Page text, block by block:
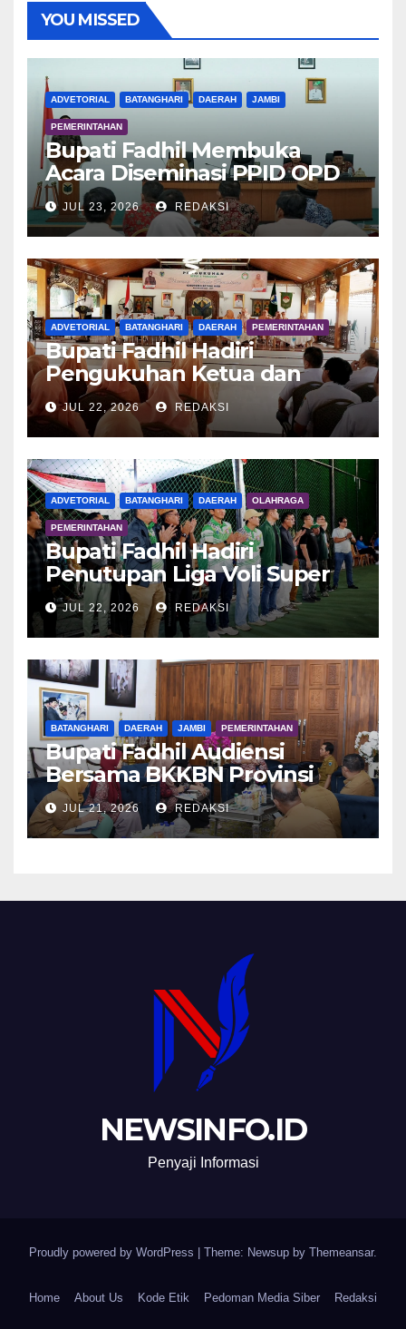
YOU MISSED
ADVETORIAL BATANGHARI DAERAH JAMBI
PEMERINTAHAN
Bupati Fadhil Membuka
Acara Diseminasi PPID OPD
Dalam Rangka E-Monev
JUL 23, 2026 REDAKSI
ADVETORIAL BATANGHARI DAERAH PEMERINTAHAN
Bupati Fadhil Hadiri
Pengukuhan Ketua dan
Pengurus DWP Batang Hari
2026
JUL 22, 2026 REDAKSI
ADVETORIAL BATANGHARI DAERAH OLAHRAGA
PEMERINTAHAN
Bupati Fadhil Hadiri
Penutupan Liga Voli Super
Tangguh 2026
JUL 22, 2026 REDAKSI
BATANGHARI DAERAH JAMBI PEMERINTAHAN
Bupati Fadhil Audiensi
Bersama BKKBN Provinsi
Jambi
JUL 21, 2026 REDAKSI
NEWSINFO.ID
Penyaji Informasi
Proudly powered by WordPress Theme: Newsup by Themeansar.
Home About Us Kode Etik Pedoman Media Siber Redaksi